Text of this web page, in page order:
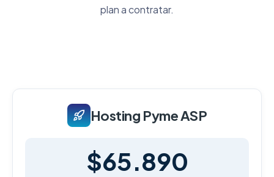
plan a contratar.
Hosting Pyme ASP
$65.890